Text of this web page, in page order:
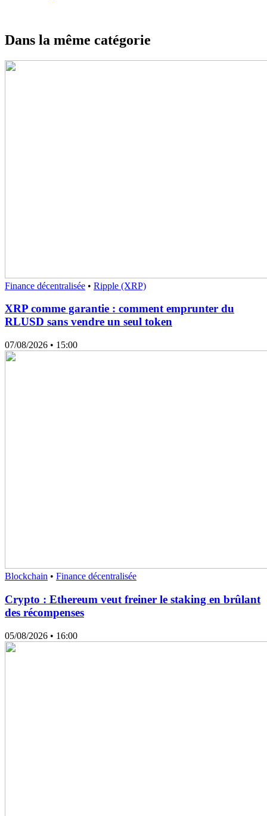
Dans la même catégorie
Finance décentralisée • Ripple (XRP)
XRP comme garantie : comment emprunter du
RLUSD sans vendre un seul token
07/08/2026 • 15:00
Blockchain • Finance décentralisée
Crypto : Ethereum veut freiner le staking en brûlant
des récompenses
05/08/2026 • 16:00